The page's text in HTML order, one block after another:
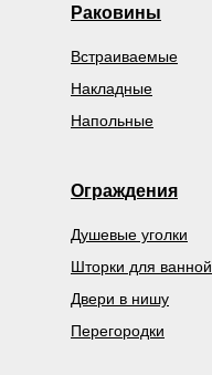
Раковины
Встраиваемые
Накладные
Напольные
Ограждения
Душевые уголки
Шторки для ванной
Двери в нишу
Перегородки